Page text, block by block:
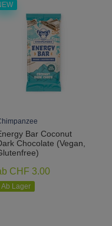
Bar Coconut
Chocolate (Vegan,
CHF 3.00
Ab Lager